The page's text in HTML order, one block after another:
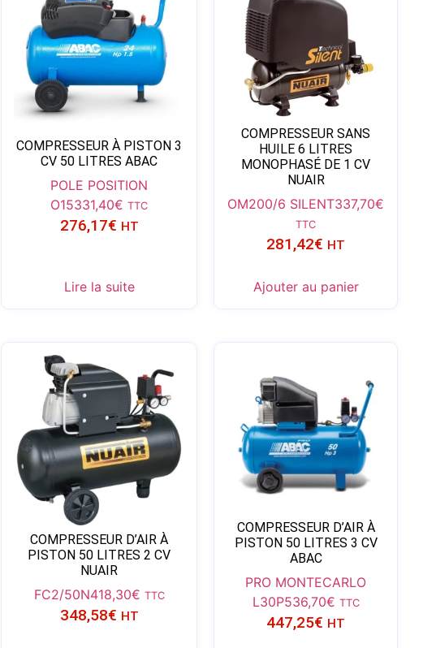
COMPRESSEUR À PISTON 3
CV 50 LITRES ABAC
POLE POSITION
O15331,40€ TTC
276,17€ HT
Lire la suite
COMPRESSEUR SANS
HUILE 6 LITRES
MONOPHASÉ DE 1 CV
NUAIR
OM200/6 SILENT337,70€
TTC
281,42€ HT
Ajouter au panier
COMPRESSEUR D’AIR À
PISTON 50 LITRES 2 CV
NUAIR
FC2/50N418,30€ TTC
348,58€ HT
COMPRESSEUR D’AIR À
PISTON 50 LITRES 3 CV
ABAC
PRO MONTECARLO
L30P536,70€ TTC
447,25€ HT